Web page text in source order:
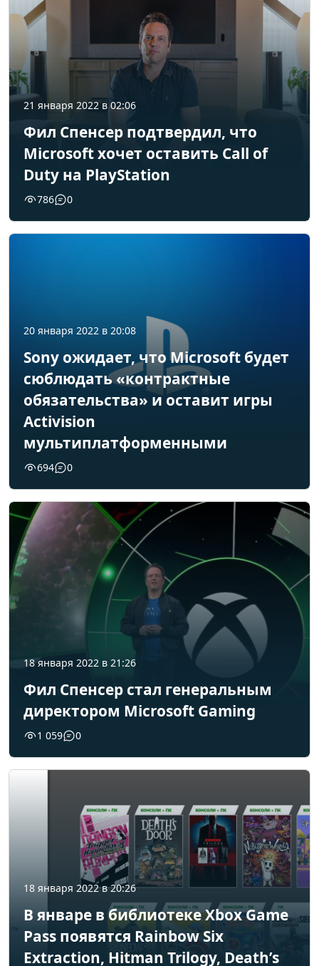
21 января 2022 в 02:06
Фил Спенсер подтвердил, что
Microsoft хочет оставить Call of
Duty на PlayStation
786 0
20 января 2022 в 20:08
Sony ожидает, что Microsoft будет
сюблюдать «контрактные
обязательства» и оставит игры
Activision
мультиплатформенными
694 0
18 января 2022 в 21:26
Фил Спенсер стал генеральным
директором Microsoft Gaming
1 059 0
18 января 2022 в 20:26
В январе в библиотеке Xbox Game
Pass появятся Rainbow Six
Extraction, Hitman Trilogy, Death’s